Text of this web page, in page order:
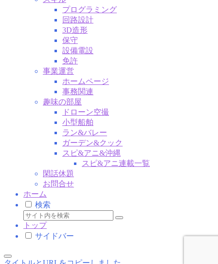
プログラミング
回路設計
3D造形
保守
設備電設
免許
事業運営
ホームページ
事務関連
趣味の部屋
ドローン空撮
小型船舶
ラン&バレー
ガーデン&クック
スピ&アニ&沖縄
スピ&アニ連載一覧
閑話休題
お問合せ
ホーム
検索
トップ
サイドバー